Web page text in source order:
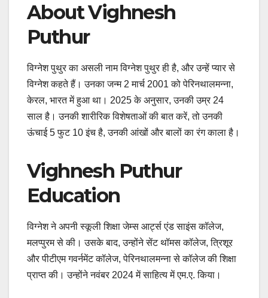
About Vighnesh
Puthur
विग्नेश पुथुर का असली नाम विग्नेश पुथुर ही है, और उन्हें प्यार से
विग्नेश कहते हैं। उनका जन्म 2 मार्च 2001 को पेरिनथालमन्ना,
केरल, भारत में हुआ था। 2025 के अनुसार, उनकी उम्र 24
साल है। उनकी शारीरिक विशेषताओं की बात करें, तो उनकी
ऊंचाई 5 फुट 10 इंच है, उनकी आंखों और बालों का रंग काला है।
Vighnesh Puthur
Education
विग्नेश ने अपनी स्कूली शिक्षा जेम्स आर्ट्स एंड साइंस कॉलेज,
मलप्पुरम से की। उसके बाद, उन्होंने सेंट थॉमस कॉलेज, त्रिशूर
और पीटीएम गवर्नमेंट कॉलेज, पेरिनथालमन्ना से कॉलेज की शिक्षा
प्राप्त की। उन्होंने नवंबर 2024 में साहित्य में एम.ए. किया।